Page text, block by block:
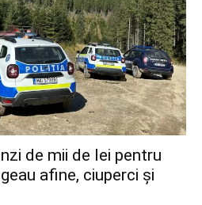
de mii de lei pentru
afine, ciuperci și